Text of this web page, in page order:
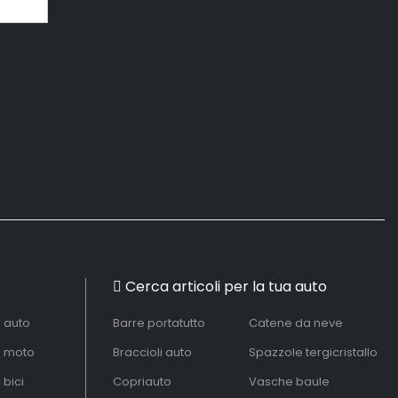
auto
moto
bici
Cerca articoli per la tua auto
Barre portatutto
Braccioli auto
Copriauto
Catene da neve
Spazzole tergicristallo
Vasche baule